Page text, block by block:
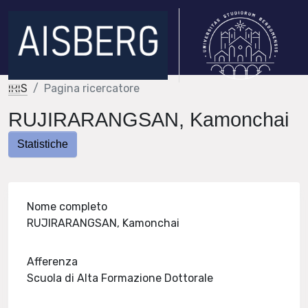
IRIS Pagina ricercatore
RUJIRARANGSAN, Kamonchai
Statistiche
Nome completo
RUJIRARANGSAN, Kamonchai
Afferenza
Scuola di Alta Formazione Dottorale